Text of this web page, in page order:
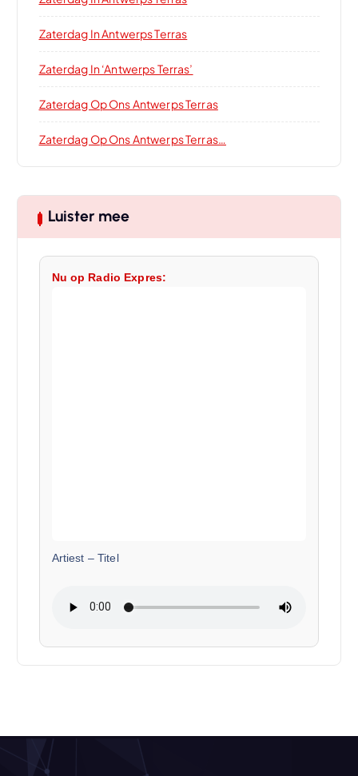
Zaterdag In Antwerps Terras
Zaterdag In ‘Antwerps Terras’
Zaterdag Op Ons Antwerps Terras
Zaterdag Op Ons Antwerps Terras…
Luister mee
Nu op Radio Expres:
Artiest – Titel